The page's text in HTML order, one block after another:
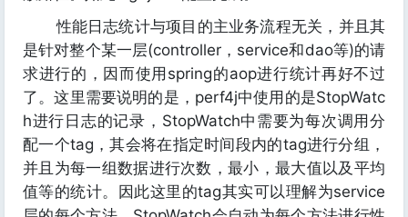
性能日志统计与项目的主业务流程无关，并且其
是针对整个某一层(controller，service和dao等)的请
求进行的，因而使用spring的aop进行统计再好不过
了。这里需要说明的是，perf4j中使用的是StopWatc
h进行日志的记录，StopWatch中需要为每次调用分
配一个tag，其会将在指定时间段内的tag进行分组，
并且为每一组数据进行次数，最小，最大值以及平均
值等的统计。因此这里的tag其实可以理解为service